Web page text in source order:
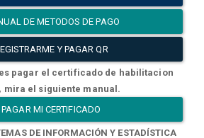
DE METODOS DE PAGO
Y PAGAR QR
pagar el certificado de habilitacion
mira el siguiente manual.
PAGAR MI CERTIFICADO
DE INFORMACIÓN Y ESTADÍSTICA